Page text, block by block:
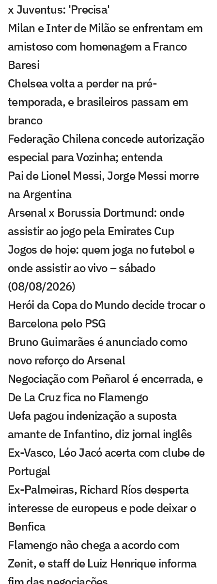
x Juventus: 'Precisa'
Milan e Inter de Milão se enfrentam em
amistoso com homenagem a Franco
Baresi
Chelsea volta a perder na pré-
temporada, e brasileiros passam em
branco
Federação Chilena concede autorização
especial para Vozinha; entenda
Pai de Lionel Messi, Jorge Messi morre
na Argentina
Arsenal x Borussia Dortmund: onde
assistir ao jogo pela Emirates Cup
Jogos de hoje: quem joga no futebol e
onde assistir ao vivo – sábado
(08/08/2026)
Herói da Copa do Mundo decide trocar o
Barcelona pelo PSG
Bruno Guimarães é anunciado como
novo reforço do Arsenal
Negociação com Peñarol é encerrada, e
De La Cruz fica no Flamengo
Uefa pagou indenização a suposta
amante de Infantino, diz jornal inglês
Ex-Vasco, Léo Jacó acerta com clube de
Portugal
Ex-Palmeiras, Richard Ríos desperta
interesse de europeus e pode deixar o
Benfica
Flamengo não chega a acordo com
Zenit, e staff de Luiz Henrique informa